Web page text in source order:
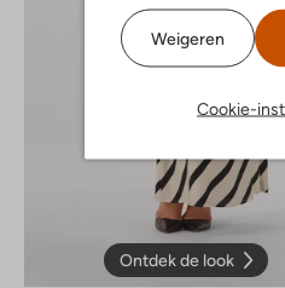
Weigeren
Cookie-
Ontdek de look